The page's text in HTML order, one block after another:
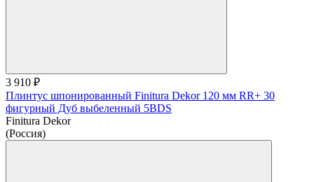
3 910 ₽
Плинтус шпонированный Finitura Dekor 120 мм RR+ 30
фигурный Дуб выбеленный 5BDS
Finitura Dekor
(Россия)